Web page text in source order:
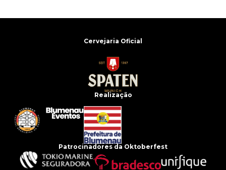
Cervejaria Oficial
Realização
Patrocinadores da Oktoberfest